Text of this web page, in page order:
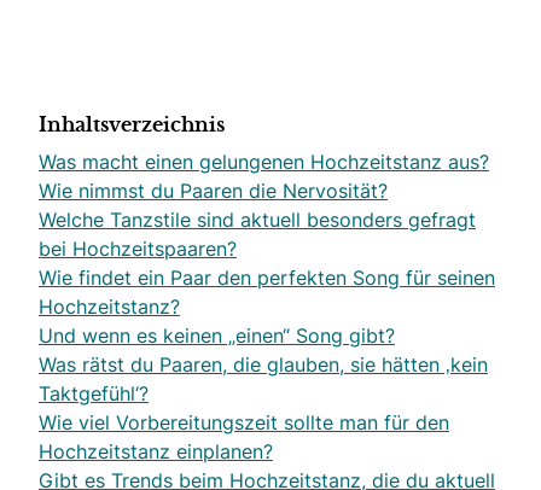
Inhaltsverzeichnis
Was macht einen gelungenen Hochzeitstanz aus?
Wie nimmst du Paaren die Nervosität?
Welche Tanzstile sind aktuell besonders gefragt
bei Hochzeitspaaren?
Wie findet ein Paar den perfekten Song für seinen
Hochzeitstanz?
Und wenn es keinen „einen“ Song gibt?
Was rätst du Paaren, die glauben, sie hätten ‚kein
Taktgefühl‘?
Wie viel Vorbereitungszeit sollte man für den
Hochzeitstanz einplanen?
Gibt es Trends beim Hochzeitstanz, die du aktuell